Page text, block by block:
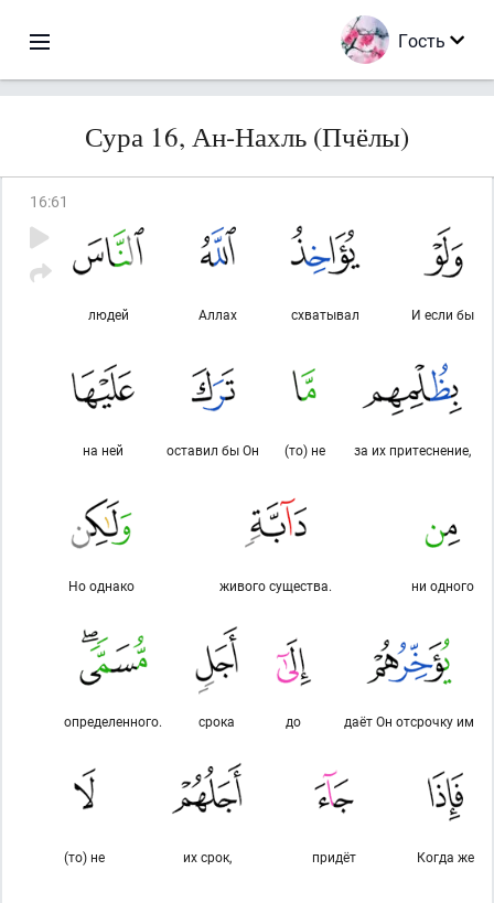
Гость
Сура 16, Ан-Нахль (Пчёлы)
16:61
И если бы
схватывал
Аллах
людей
за их притеснение,
(то) не
оставил бы Он
на ней
ни одного
живого существа.
Но однако
даёт Он отсрочку им
до
срока
определенного.
Когда же
придёт
их срок,
(то) не